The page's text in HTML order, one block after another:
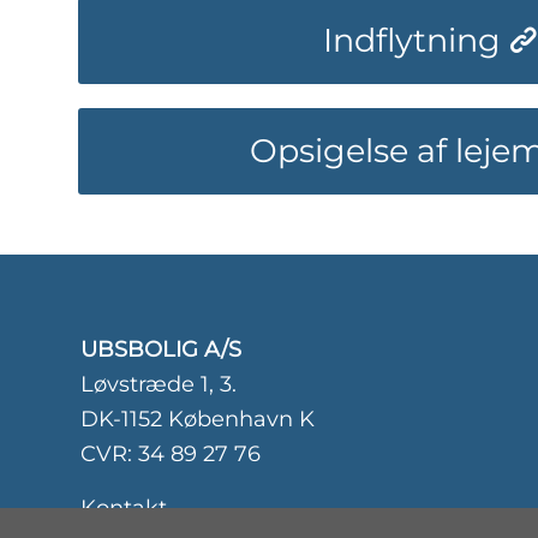
Indflytning
Opsigelse af
UBSBOLIG A/S
Løvstræde 1, 3.
DK-1152 København K
CVR: 34 89 27 76
Kontakt